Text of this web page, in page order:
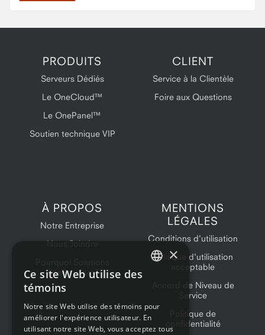
PRODUITS
Serveurs Dédiés
Le OneCloud™
Le OnePanel™
Soutien technique VIP
CLIENT
Service à la Clientèle
Foire aux Questions
À PROPOS
Notre Entreprise
Nous Joindre
OneProvider?
MENTIONS
LÉGALES
Conditions d'utilisation
Politique d'utilisation
acceptable
Accord de Niveau de
Service
Politique de
confidentialité
×
Ce site Web utilise des
témoins
Notre site Web utilise des témoins pour
améliorer l'expérience utilisateur. En
utilisant notre site Web, vous acceptez tous